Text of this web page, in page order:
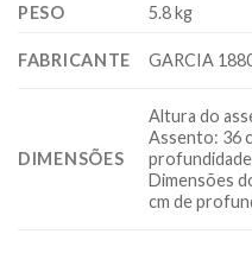
PESO 5.8 kg
FABRICANTE GARCIA
DIMENSÕES
Altura do
Assento: 36
profundidade
Dimensões
cm de